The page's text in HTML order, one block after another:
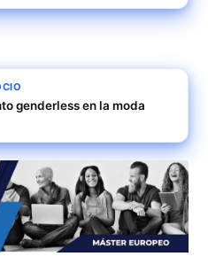
genderless en la moda